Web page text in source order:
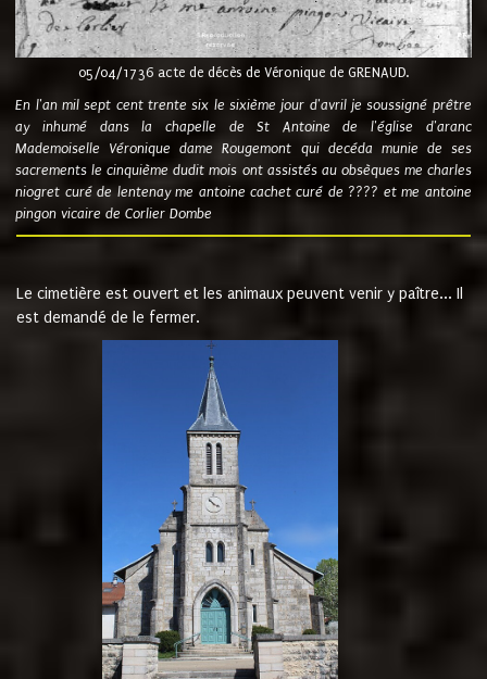
05/04/1736 acte de décès de Véronique de GRENAUD.
En l'an mil sept cent trente six le sixième jour d'avril je soussigné prêtre
ay inhumé dans la chapelle de St Antoine de l'église d'aranc
Mademoiselle Véronique dame Rougemont qui decéda munie de ses
sacrements le cinquième dudit mois ont assistés au obsèques me charles
niogret curé de lentenay me antoine cachet curé de ???? et me antoine
pingon vicaire de Corlier Dombe
Le cimetière est ouvert et les animaux peuvent venir y paître... Il
est demandé de le fermer.